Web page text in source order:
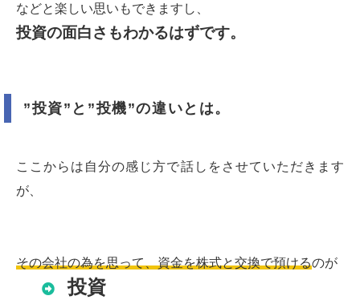
などと楽しい思いもできますし、
投資の面白さもわかるはずです。
”投資”と”投機”の違いとは。
ここからは自分の感じ方で話しをさせていただきます
が、
その会社の為を思って、資金を株式と交換で預けるのが
投資